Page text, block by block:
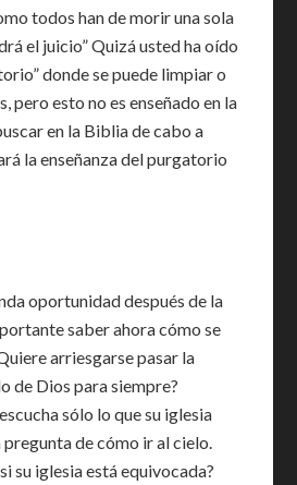
todos han de morir una sola
el juicio” Quizá usted ha oído
donde se puede limpiar o
pero esto no es enseñado en la
en la Biblia de cabo a
la enseñanza del purgatorio
oportunidad después de la
saber ahora cómo se
arriesgarse pasar la
de Dios para siempre?
sólo lo que su iglesia
pregunta de cómo ir al cielo.
su iglesia está equivocada?